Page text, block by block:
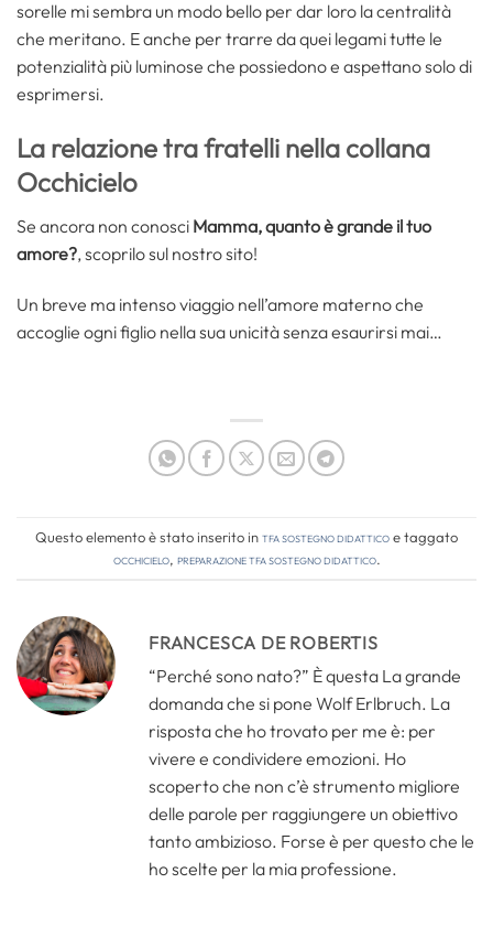
sorelle mi sembra un modo bello per dar loro la centralità
che meritano. E anche per trarre da quei legami tutte le
potenzialità più luminose che possiedono e aspettano solo di
esprimersi.
La relazione tra fratelli nella collana
Occhicielo
Se ancora non conosci Mamma, quanto è grande il tuo
amore?, scoprilo sul nostro sito!
Un breve ma intenso viaggio nell’amore materno che
accoglie ogni figlio nella sua unicità senza esaurirsi mai…
Questo elemento è stato inserito inTFA Sostegno Didatticoe taggato
occhicielo, preparazione tfa sostegno didattico.
FRANCESCA DE ROBERTIS
“Perché sono nato?” È questa La grande
domanda che si pone Wolf Erlbruch. La
risposta che ho trovato per me è: per
vivere e condividere emozioni. Ho
scoperto che non c’è strumento migliore
delle parole per raggiungere un obiettivo
tanto ambizioso. Forse è per questo che le
ho scelte per la mia professione.